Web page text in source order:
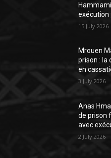
exécution
15 July 2026
Mrouen
prison : la
en
3 July 2026
Anas
de prison
avec
2 July 2026